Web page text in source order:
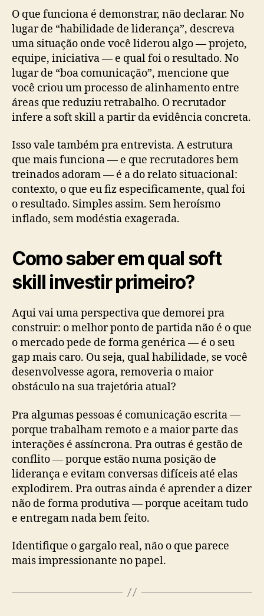
O que funciona é demonstrar, não declarar. No
lugar de “habilidade de liderança”, descreva
uma situação onde você liderou algo — projeto,
equipe, iniciativa — e qual foi o resultado. No
lugar de “boa comunicação”, mencione que
você criou um processo de alinhamento entre
áreas que reduziu retrabalho. O recrutador
infere a soft skill a partir da evidência concreta.
Isso vale também pra entrevista. A estrutura
que mais funciona — e que recrutadores bem
treinados adoram — é a do relato situacional:
contexto, o que eu fiz especificamente, qual foi
o resultado. Simples assim. Sem heroísmo
inflado, sem modéstia exagerada.
Como saber em qual soft
skill investir primeiro?
Aqui vai uma perspectiva que demorei pra
construir: o melhor ponto de partida não é o que
o mercado pede de forma genérica — é o seu
gap mais caro. Ou seja, qual habilidade, se você
desenvolvesse agora, removeria o maior
obstáculo na sua trajetória atual?
Pra algumas pessoas é comunicação escrita —
porque trabalham remoto e a maior parte das
interações é assíncrona. Pra outras é gestão de
conflito — porque estão numa posição de
liderança e evitam conversas difíceis até elas
explodirem. Pra outras ainda é aprender a dizer
não de forma produtiva — porque aceitam tudo
e entregam nada bem feito.
Identifique o gargalo real, não o que parece
mais impressionante no papel.